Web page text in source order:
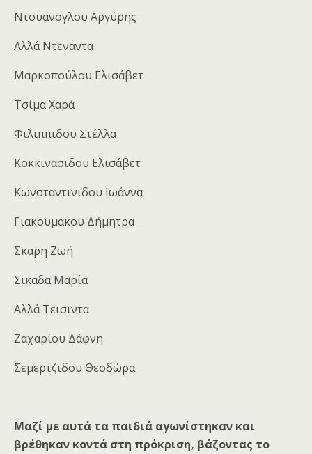
Ντουανογλου Αργύρης
Αλλά Ντεναντα
Μαρκοπούλου Ελισάβετ
Τσίμα Χαρά
Φιλιππιδου Στέλλα
Κοκκινασιδου Ελισάβετ
Κωνσταντινιδου Ιωάννα
Γιακουμακου Δήμητρα
Σκαρη Ζωή
Σικαδα Μαρία
Αλλά Τεισιντα
Ζαχαρίου Δάφνη
Σεμερτζιδου Θεοδώρα
Μαζί με αυτά τα παιδιά αγωνίστηκαν και
βρέθηκαν κοντά στη πρόκριση, βάζοντας το